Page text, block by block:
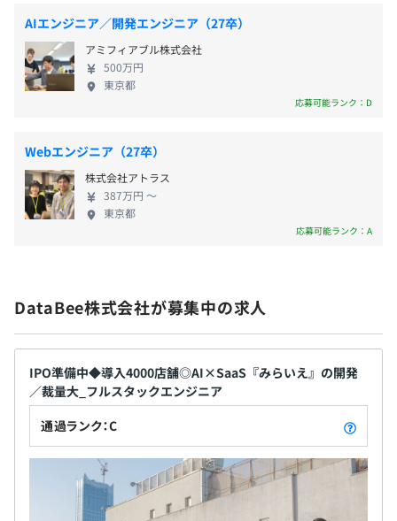
③顧客管理機能
ページに問い合わせがあると、自動で来店予約がスケジュ
ール化されたり、自動で返信メールを送ることもできま
す。顧客情報の管理を一元化できるほか、入力した顧客情
を管理するだけのツールではなく、蓄積データを基に「来
店率の高い返信内容」を自動で送信できる点も『みらい
え』の大きな特徴です。問い合わせ返信や顧客管理の手間
を省き、より成果の出やすい内容の返信をおこないます。
来店率の向上はもちろん、結果を出すためのひとりひとり
■不動産業界に特化したパノラマVRサービス『みらいえ
360』
https://miraie-net.com/360/
◎ホームページで手軽に3D内見が可能！
今までの写真では、撮影した一方向しか見ることができま
せんでした。上下左右360度の全天球パノラマ画像であれ
ば、住まいをお探しのお客様に現地に足を運んでいただか
なくても、リビングの天井の高さやクローゼットの奥行き
までその場にいるかのような臨場感でお部屋のイメージを
■役職手当
■残業手当（固定残業時間20hを超えた場合に限り別途支
給）
固定賞与／変動賞与あり
※会社業績により支給
社会保険完備（健康保険・厚生年金加入・雇用保険・労災
保険）
関東ITソフトウェア健康保険組合加入
◎健康保険組合の保養施設やフィットネスセンター割引利
用サービスあり
た、不動産会社様の業務効率化・集客支援をおこな
うクラウドサービスです。 入力作業の負担を70%軽
減できる「物件情報の一発入力」をはじめとした
【自動化機能】が業界で高い評価をいただいてお
り、導入店舗は4000店舗。 今後は大手不動産事業者
におけるデータ連携プラットフォームとして バージ
ョンアップさせる予定です。 2028年以降からは、同
様の悩みを抱える他業界にもサービスを展開し、
「みらいえ」を業界を跨ったデータ連携利活用プラ
の生産性向上に貢献したいと考えています。立ち遅れ
ている日本のセールス・マーケティングに革新を起
こし、テクノロジーを通して人や組織、日本企業の
成長に貢献していきます。 【組織風土】 「やりたい
ならやってみよう！」という社風なので、担当領域
を徐々に広げながら、フルスタックエンジニアやマ
ネジャー、ディレクター、サービス企画などさまざ
まなキャリアを選択できます。わたしたちと一緒に
「UI／UX」と「自動化」を追求し、誰もが分かりや
すい・使いやすいITサービスを生み出していきませ
AIエンジニア／開発エンジニア（27卒）
アミフィアブル株式会社
500万円
東京都
応募可能ランク：D
Webエンジニア（27卒）
株式会社アトラス
387万円 〜
東京都
応募可能ランク：A
DataBee株式会社が募集中の求人
IPO準備中◆導入4000店舗◎AI×SaaS『みらいえ』の開発
／裁量大_フルスタックエンジニア
通過ランク：C